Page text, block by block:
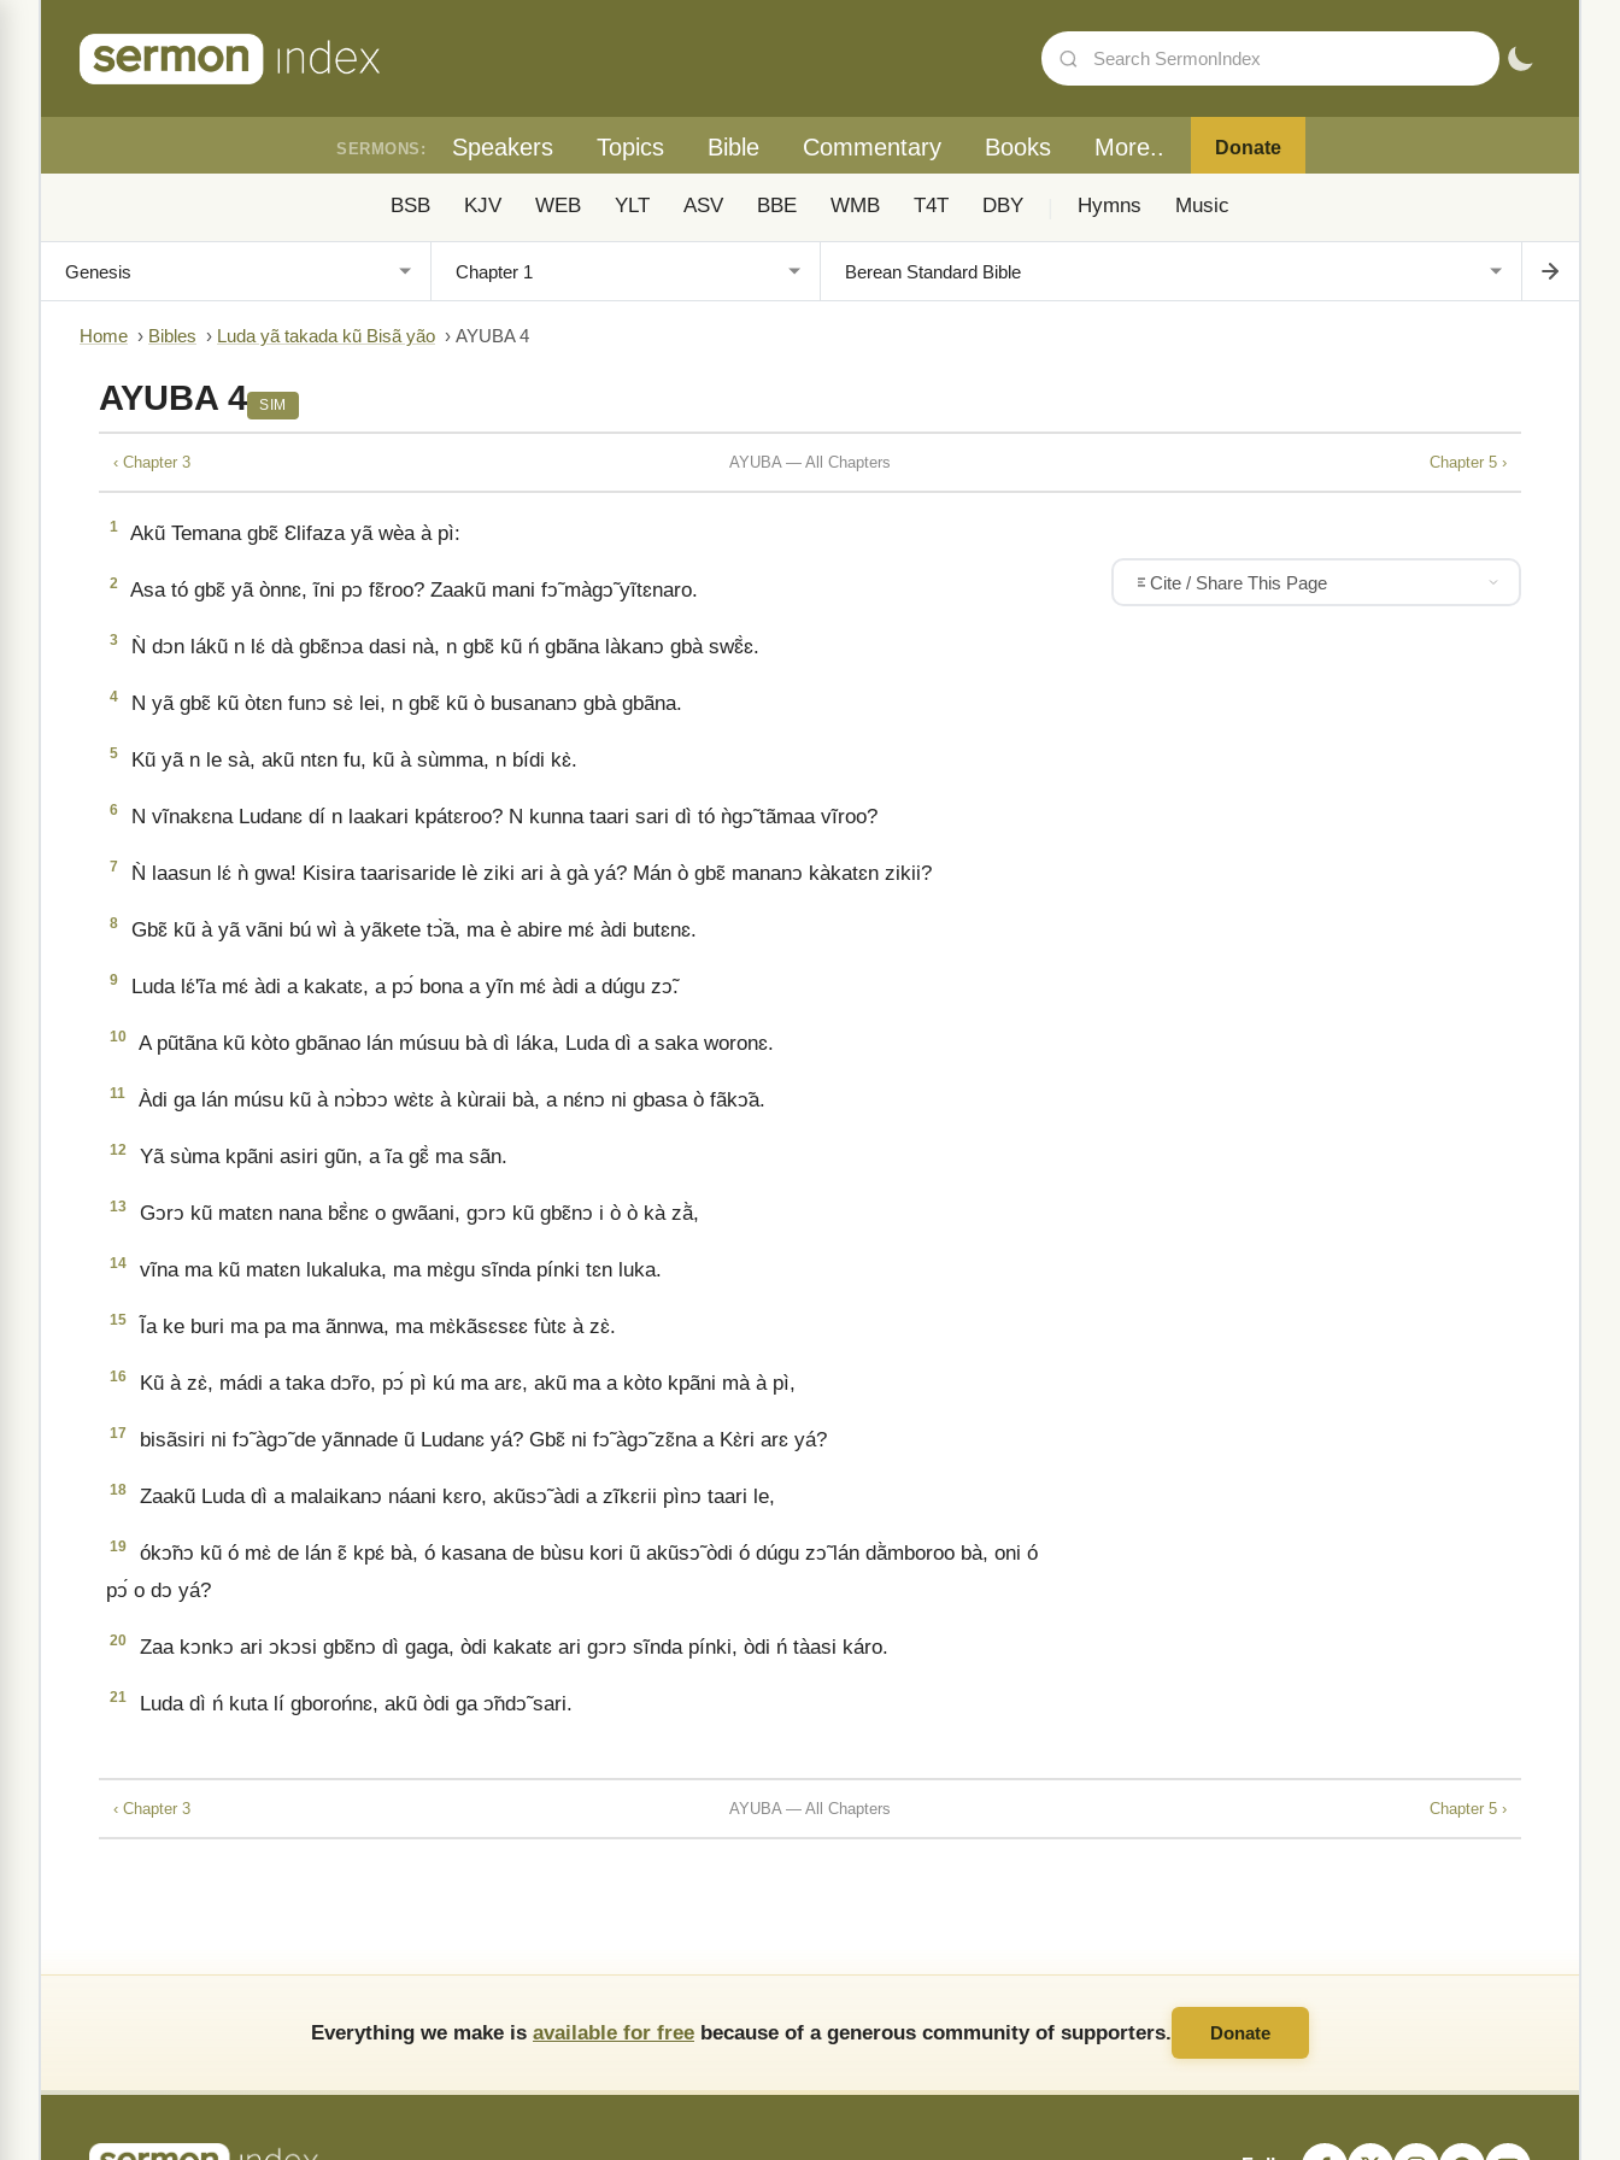
SERMONS: Speakers Topics Bible Commentary Books More.. Donate
BSB KJV WEB YLT ASV BBE WMB T4T DBY Hymns Music
Home › Bibles › Luda yã takada kũ Bisã yão › AYUBA 4
AYUBA 4 SIM
‹ Chapter 3 AYUBA — All Chapters Chapter 5 ›
1 Akũ Temana gbɛ̃ Ɛlifaza yã wèa à pì:
2 Asa tó gbɛ̃ yã ònnɛ, ĩni pↄ fɛ̃roo? Zaakũ mani fↄ̃ màgↄ̃ yĩtɛnaro.
3 Ǹ dↄn lákũ n lɛ́ dà gbɛ̃nↄa dasi nà, n gbɛ̃ kũ ń gbãna làkanↄ gbà swɛ̃̀ɛ.
4 N yã gbɛ̃ kũ òtɛn funↄ sɛ̀ lei, n gbɛ̃ kũ ò busananↄ gbà gbãna.
5 Kũ yã n le sà, akũ ntɛn fu, kũ à sùmma, n bídi kɛ̀.
6 N vĩnakɛna Ludanɛ dí n laakari kpátɛroo? N kunna taari sari dì tó ǹgↄ̃ tãmaa vĩroo?
7 Ǹ laasun lɛ́ ǹ gwa! Kisira taarisaride lè ziki ari à gà yá? Mán ò gbɛ̃ mananↄ kàkatɛn zikii?
8 Gbɛ̃ kũ à yã vãni bú wì à yãkete tↄ̃̀a, ma è abire mɛ́ àdi butɛnɛ.
9 Luda lɛ́'ĩa mɛ́ àdi a kakatɛ, a pↄ́ bona a yĩn mɛ́ àdi a dúgu zↄ̃.
10 A pũtãna kũ kòto gbãnao lán músuu bà dì láka, Luda dì a saka woronɛ.
11 Àdi ga lán músu kũ à nↄ̀bↄↄ wɛ̀tɛ à kùraii bà, a nɛ́nↄ ni gbasa ò fãkↄ̃a.
12 Yã sùma kpãni asiri gũn, a ĩa gɛ̃̀ ma sãn.
13 Gↄrↄ kũ matɛn nana bɛ̃̀nɛ o gwãani, gↄrↄ kũ gbɛ̃nↄ i ò ò kà zã̀,
14 vĩna ma kũ matɛn lukaluka, ma mɛ̀gu sĩnda pínki tɛn luka.
15 Ĩa ke buri ma pa ma ãnnwa, ma mɛ̀kãsɛsɛɛ fùtɛ à zɛ̀.
16 Kũ à zɛ̀, mádi a taka dↄ̃ro, pↄ́ pì kú ma arɛ, akũ ma a kòto kpãni mà à pì,
17 bisãsiri ni fↄ̃ àgↄ̃ de yãnnade ũ Ludanɛ yá? Gbɛ̃ ni fↄ̃ àgↄ̃ zɛ̃na a Kɛ̀ri arɛ yá?
18 Zaakũ Luda dì a malaikanↄ náani kɛro, akũsↄ̃ àdi a zĩkɛrii pìnↄ taari le,
19
ókↄ̃nↄ kũ ó mɛ̀ de lán ɛ̃ kpɛ́ bà, ó kasana de bùsu kori ũ akũsↄ̃ òdi ó dúgu zↄ̃ lán dã̀mboroo bà, oni ó
pↄ́ o dↄ yá?
20 Zaa kↄnkↄ ari ↄkↄsi gbɛ̃nↄ dì gaga, òdi kakatɛ ari gↄrↄ sĩnda pínki, òdi ń tàasi káro.
21 Luda dì ń kuta lí gborońnɛ, akũ òdi ga ↄ̃ndↄ̃ sari.
Cite / Share This Page
‹ Chapter 3 AYUBA — All Chapters Chapter 5 ›
Everything we make is available for free because of a generous community of supporters. Donate